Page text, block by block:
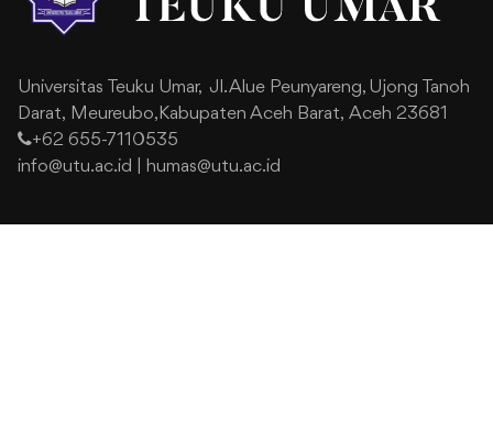
Universitas Teuku Umar, Jl. Alue Peunyareng, Ujong Tanoh
Darat, Meureubo,Kabupaten Aceh Barat, Aceh 23681
+62 655-7110535
info@utu.ac.id
humas@utu.ac.id